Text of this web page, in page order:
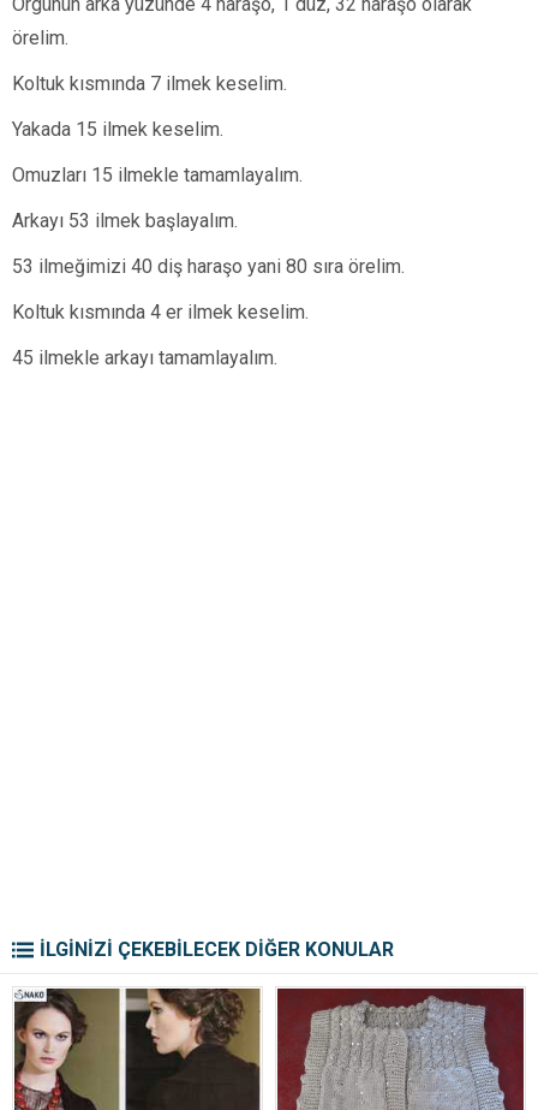
örelim.
Koltuk kısmında 7 ilmek keselim.
Yakada 15 ilmek keselim.
Omuzları 15 ilmekle tamamlayalım.
Arkayı 53 ilmek başlayalım.
53 ilmeğimizi 40 diş haraşo yani 80 sıra örelim.
Koltuk kısmında 4 er ilmek keselim.
45 ilmekle arkayı tamamlayalım.
İLGİNİZİ ÇEKEBİLECEK DİĞER KONULAR